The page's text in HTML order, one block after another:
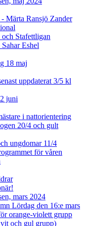
Märta Ransjö Zander
Stafettligan
Eshel
18 maj
uppdaterat 3/5 kl
juni
i nattorientering
20/4 och gult
ungdomar 11/4
för våren
mars 2024
Lördag den 16:e mars
orange-violett grupp
och gul grupp)